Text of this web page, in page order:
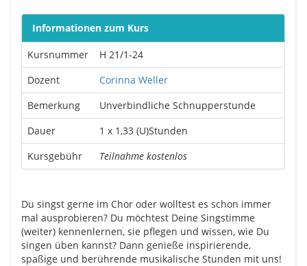
Informationen zum Kurs
Kursnummer
H 21/1-24
Dozent
Corinna Weller
Bemerkung
Unverbindliche Schnupperstunde
Dauer
1 x 1,33 (U)Stunden
Kursgebühr
Teilnahme kostenlos
Du singst gerne im Chor oder wolltest es schon immer
mal ausprobieren? Du möchtest Deine Singstimme
(weiter) kennenlernen, sie pflegen und wissen, wie Du
singen üben kannst? Dann genieße inspirierende,
spaßige und berührende musikalische Stunden mit uns!